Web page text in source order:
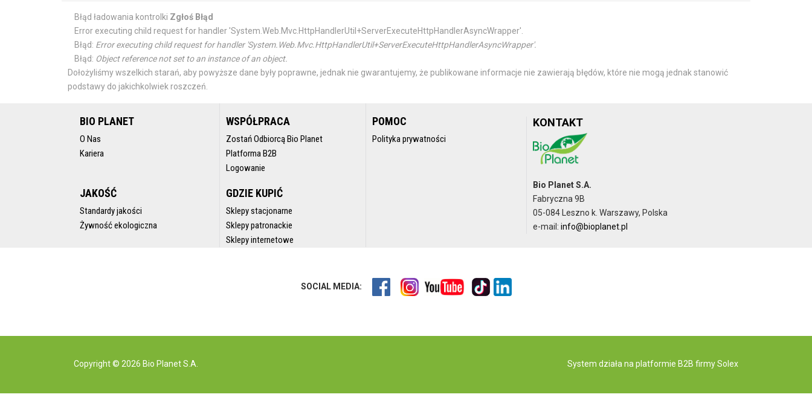
Błąd ładowania kontrolki Zgłoś Błąd
Error executing child request for handler 'System.Web.Mvc.HttpHandlerUtil+ServerExecuteHttpHandlerAsyncWrapper'.
Błąd: Error executing child request for handler 'System.Web.Mvc.HttpHandlerUtil+ServerExecuteHttpHandlerAsyncWrapper'.
Błąd: Object reference not set to an instance of an object.
Dołożyliśmy wszelkich starań, aby powyższe dane były poprawne, jednak nie gwarantujemy, że publikowane informacje nie zawierają błędów, które nie mogą jednak stanowić
podstawy do jakichkolwiek roszczeń.
BIO PLANET
O Nas
Kariera
WSPÓŁPRACA
Zostań Odbiorcą Bio Planet
Platforma B2B
Logowanie
POMOC
Polityka prywatności
JAKOŚĆ
Standardy jakości
Żywność ekologiczna
GDZIE KUPIĆ
Sklepy stacjonarne
Sklepy patronackie
Sklepy internetowe
KONTAKT
Bio Planet S.A.
Fabryczna 9B
05-084 Leszno k. Warszawy, Polska
e-mail:info@bioplanet.pl
SOCIAL MEDIA:
Copyright © 2026 Bio Planet S.A. System działa na platformie B2B firmy Solex